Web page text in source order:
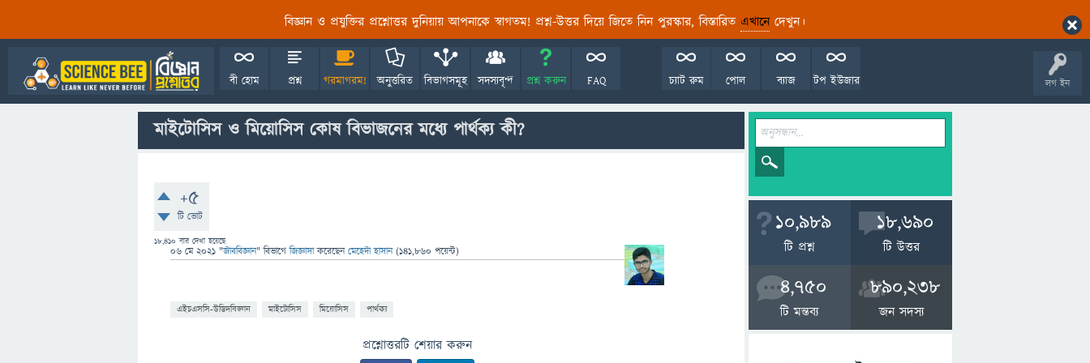
বিজ্ঞান ও প্রযুক্তির প্রশ্নোত্তর দুনিয়ায় আপনাকে স্বাগতম! প্রশ্ন-উত্তর দিয়ে জিতে নিন পুরস্কার, বিস্তারিত এখানেদেখুন।
লগ ইন
বী হোম প্রশ্ন গরমাগরম! অনুত্তরিত বিভাগসমূহ সদস্যবৃন্দ প্রশ্ন করুন FAQ টপ ইউজার
ব্যাজ
পোল
চ্যাট রুম
মাইটোসিস ও মিয়োসিস কোষ বিভাজনের মধ্যে পার্থক্য কী?
+5
টি ভোট
18,410 বার দেখা হয়েছে
06 মে 2021 "জীববিজ্ঞান" বিভাগে জিজ্ঞাসাকরেছেনমেহেদী হাসান (141,860 পয়েন্ট)
এইচএসসি-উদ্ভিদবিজ্ঞান মাইটোসিস মিয়োসিস পার্থক্য
প্রশ্নোত্তরটি শেয়ার করুন
10,989
টি প্রশ্ন
18,690
টি উত্তর
4,750
টি মন্তব্য
890,238
জন সদস্য